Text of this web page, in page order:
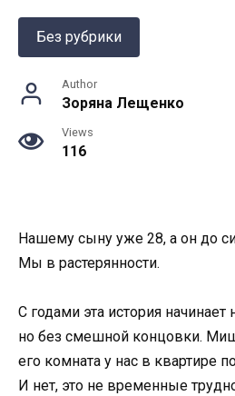
Без рубрики
Author
Зоряна Лещенко
Views
116
Нашему сыну уже 28, а он до
Мы в растерянности.
С годами эта история начинает
но без смешной концовки.
его комната у нас в квартире
И нет, это не временные